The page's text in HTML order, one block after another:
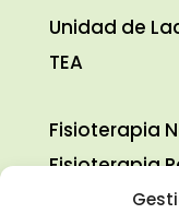
Unidad de
TEA
Fisioterapia
Fisioterapia
Fisioterapia